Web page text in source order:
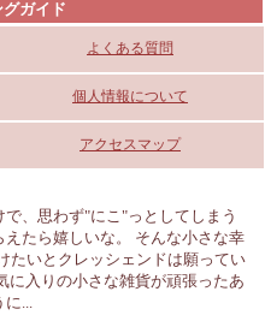
ガイド
よくある質問
個人情報について
アクセスマップ
、思わず"にこ"っとしてしまう
たら嬉しいな。 そんな小さな幸
たいとクレッシェンドは願ってい
に入りの小さな雑貨が頑張ったあ
...